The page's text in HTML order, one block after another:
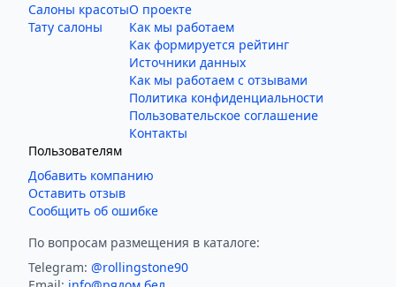
Салоны красоты
Тату салоны
О проекте
Как мы работаем
Как формируется рейтинг
Источники данных
Как мы работаем с отзывами
Политика конфиденциальности
Пользовательское соглашение
Контакты
Пользователям
Добавить компанию
Оставить отзыв
Сообщить об ошибке
По вопросам размещения в каталоге:
Telegram: @rollingstone90